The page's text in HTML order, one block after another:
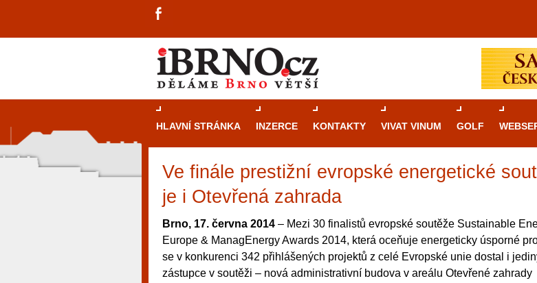
HLAVNÍ STRÁNKA INZERCE KONTAKTY VIVAT VINUM GOLF
Ve finále prestižní evropské energetické
je i Otevřená zahrada
Brno, 17. června 2014 – Mezi 30 finalistů evropské soutěže Sustainable
Europe & ManagEnergy Awards 2014, která oceňuje energeticky úsporné
se v konkurenci 342 přihlášených projektů z celé Evropské unie dostal i
zástupce v soutěži – nová administrativní budova v areálu Otevřené zahrady
Průvodce kasinovými hrami v
rulety po video automaty
Brno je městem známým pro zajímavé
restaurace, divadla a univerzity. Mimo jiné
místem, kde si můžete legálně a bezpečně
různé kasinové hry. V neustále kvetoucí
metropoli naleznete širokou nabídku her